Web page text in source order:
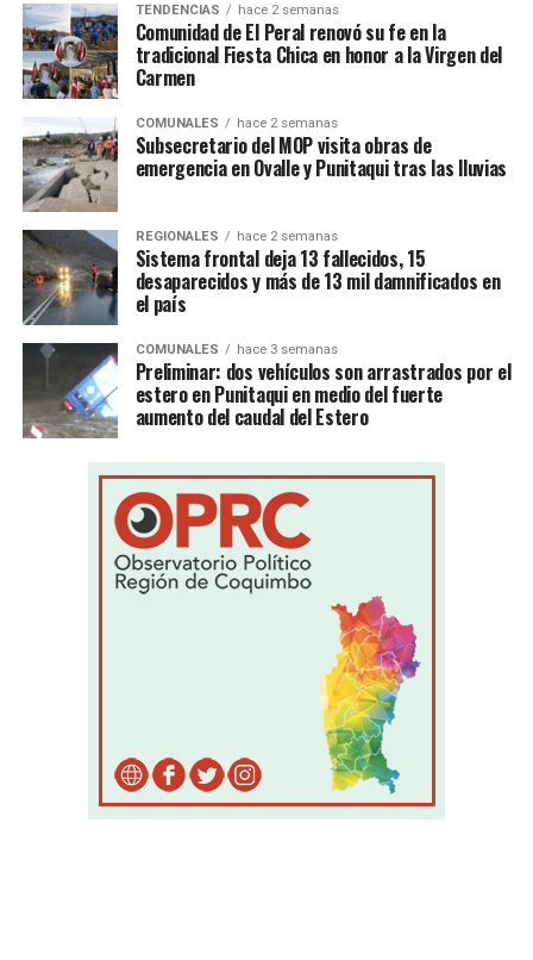
TENDENCIAS hace 2 semanas
Comunidad de El Peral renovó su fe en la
tradicional Fiesta Chica en honor a la Virgen del
Carmen
COMUNALES hace 2 semanas
Subsecretario del MOP visita obras de
emergencia en Ovalle y Punitaqui tras las lluvias
REGIONALES hace 2 semanas
Sistema frontal deja 13 fallecidos, 15
desaparecidos y más de 13 mil damnificados en
el país
COMUNALES hace 3 semanas
Preliminar: dos vehículos son arrastrados por el
estero en Punitaqui en medio del fuerte
aumento del caudal del Estero